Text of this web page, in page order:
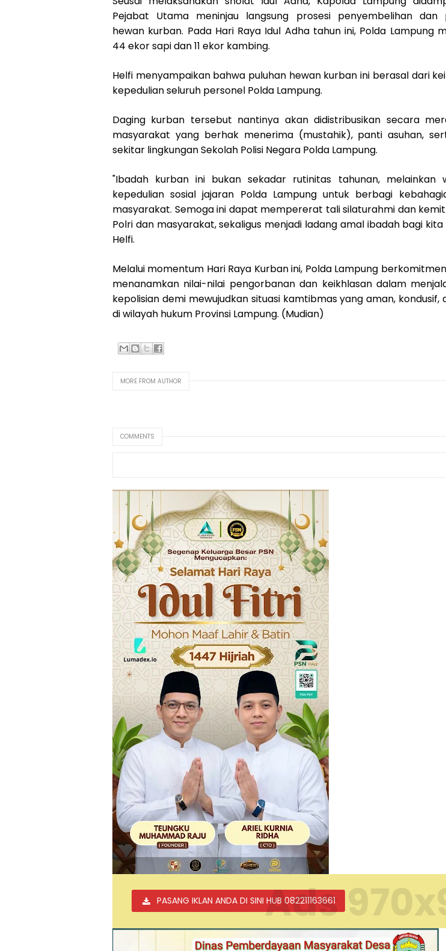
Pejabat Utama meninjau langsung prosesi penyembelihan dan
hewan kurban. Pada Hari Raya Idul Adha tahun ini, Polda Lampung
44 ekor sapi dan 11 ekor kambing.
Helfi menyampaikan bahwa puluhan hewan kurban ini berasal dari
kepedulian seluruh personel Polda Lampung.
Daging kurban tersebut nantinya akan didistribusikan secara
masyarakat yang berhak menerima (mustahik), panti asuhan,
sekitar lingkungan Sekolah Polisi Negara Polda Lampung.
"Ibadah kurban ini bukan sekadar rutinitas tahunan, melainkan
kepedulian sosial jajaran Polda Lampung untuk berbagi
masyarakat. Semoga ini dapat mempererat tali silaturahmi dan
Polri dan masyarakat, sekaligus menjadi ladang amal ibadah bagi kita
Helfi.
Melalui momentum Hari Raya Kurban ini, Polda Lampung
menanamkan nilai-nilai pengorbanan dan keikhlasan dalam
kepolisian demi mewujudkan situasi kamtibmas yang aman, kondusif,
di wilayah hukum Provinsi Lampung. (Mudian)
MORE FROM AUTHOR
COMMENTS
PASANG IKLAN ANDA DI SINI HUB 082211163661
Ads